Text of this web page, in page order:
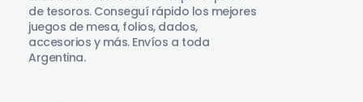
de tesoros. Conseguí rápido los mejores
juegos de mesa, folios, dados,
accesorios y más. Envíos a toda
Argentina.